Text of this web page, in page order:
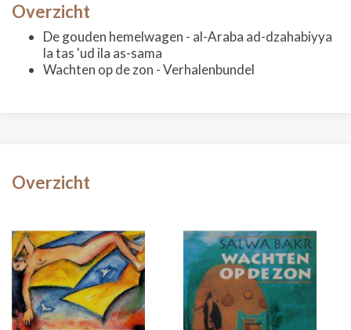
Overzicht
De gouden hemelwagen - al-Araba ad-dzahabiyya
la tas 'ud ila as-sama
Wachten op de zon - Verhalenbundel
Overzicht